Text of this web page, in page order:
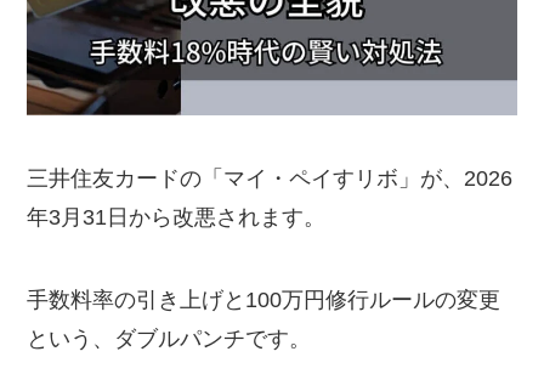
三井住友カードの「マイ・ペイすリボ」が、2026
年3月31日から改悪されます。
手数料率の引き上げと100万円修行ルールの変更
という、ダブルパンチです。